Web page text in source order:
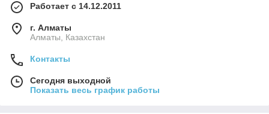
Работает с 14.12.2011
г. Алматы
Алматы, Казахстан
Контакты
Сегодня выходной
Показать весь график работы